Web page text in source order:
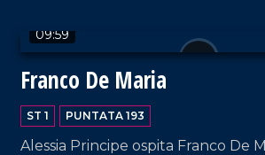
09:59
Franco De Maria
ST 1 PUNTATA 193
Alessia Principe ospita Franco De